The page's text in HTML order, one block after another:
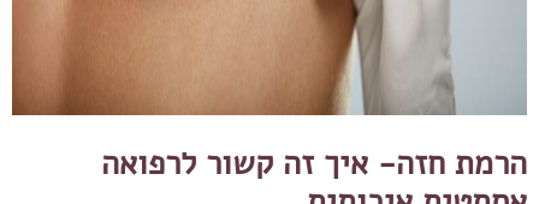
הרמת חזה- איך זה קשור לרפואה